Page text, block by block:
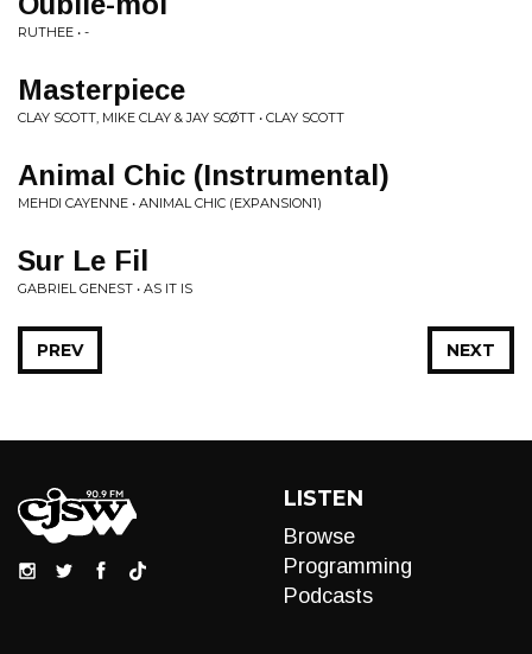
RUTHEE • -
Masterpiece
CLAY SCOTT, MIKE CLAY & JAY SCØTT • CLAY SCOTT
Animal Chic (Instrumental)
MEHDI CAYENNE • ANIMAL CHIC (EXPANSION1)
Sur Le Fil
GABRIEL GENEST • AS IT IS
NEXT
PREV
LISTEN
Browse
Programming
Podcasts